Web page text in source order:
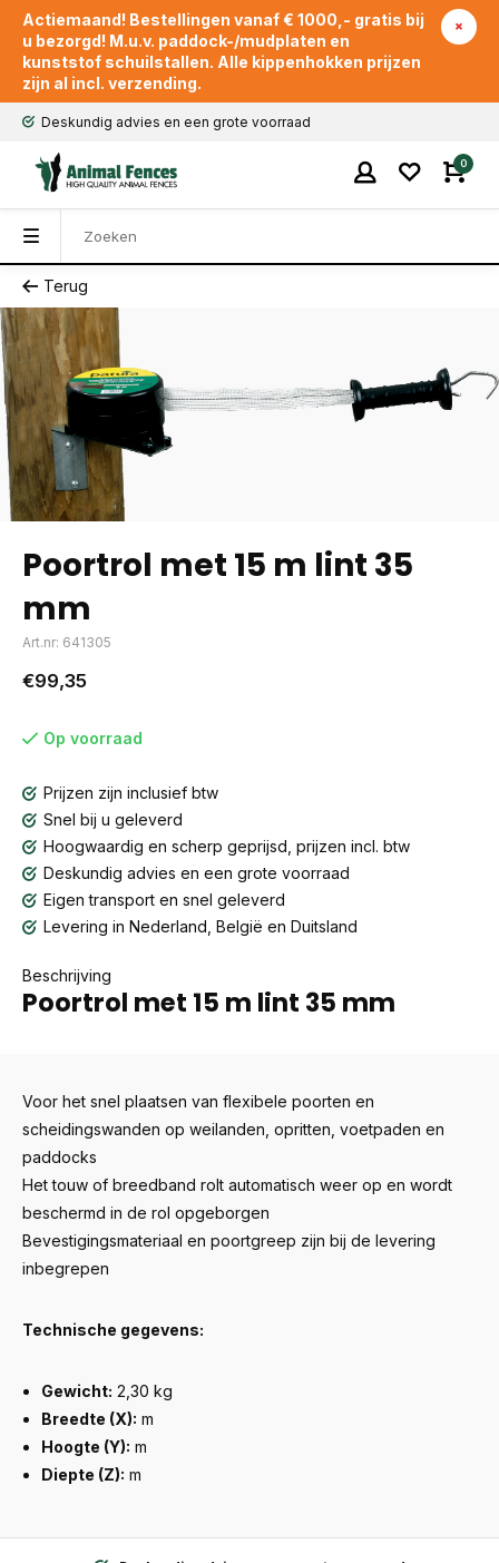
Actiemaand! Bestellingen vanaf € 1000,- gratis bij
u bezorgd! M.u.v. paddock-/mudplaten en
kunststof schuilstallen. Alle kippenhokken prijzen
zijn al incl. verzending.
Deskundig advies en een grote voorraad
0
Terug
Poortrol met 15 m lint 35
mm
Art.nr: 641305
€99,35
Op voorraad
Prijzen zijn inclusief btw
Snel bij u geleverd
Hoogwaardig en scherp geprijsd, prijzen incl. btw
Deskundig advies en een grote voorraad
Eigen transport en snel geleverd
Levering in Nederland, België en Duitsland
Beschrijving
Poortrol met 15 m lint 35 mm
Voor het snel plaatsen van flexibele poorten en
scheidingswanden op weilanden, opritten, voetpaden en
paddocks
Het touw of breedband rolt automatisch weer op en wordt
beschermd in de rol opgeborgen
Bevestigingsmateriaal en poortgreep zijn bij de levering
inbegrepen
Technische gegevens:
Gewicht: 2,30 kg
Breedte (X): m
Hoogte (Y): m
Diepte (Z): m